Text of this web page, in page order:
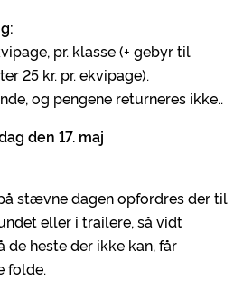
pr. klasse (+ gebyr til
25 kr. pr. ekvipage).
og pengene returneres ikke..
den 17. maj
stævne dagen opfordres der til
eller i trailere, så vidt
de heste der ikke kan, får
folde.